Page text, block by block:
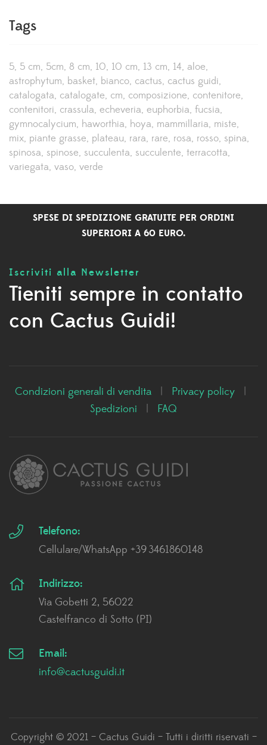
Tags
5 5 cm 5cm 8 cm 10 10 cm 13 cm 14 aloe
astrophytum basket bianco cactus cactus guidi
catalogata catalogate cm composizione contenitore
contenitori crassula echeveria euphorbia fucsia
gymnocalycium haworthia hoya mammillaria miste
mix piante grasse plateau rara rare rosa rosso spina
spinosa spinose succulenta succulente terracotta
variegata vaso verde
SPESE DI SPEDIZIONE GRATUITE PER ORDINI
SUPERIORI A 60 EURO.
Iscriviti alla Newsletter
Tieniti sempre in contatto
con Cactus Guidi!
Condizioni generali di vendita Privacy policy
Spedizioni
FAQ
Telefono:
Cellulare/WhatsApp +39 3461860148
Indirizzo:
Via Gobetti 2, 56022
Castelfranco di Sotto (PI)
Email:
info@cactusguidi.it
Copyright © 2021 – Cactus Guidi – Tutti i diritti riservati –